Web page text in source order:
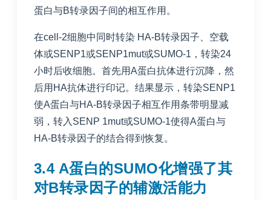
蛋白与B转录因子间的相互作用。
在cell-2细胞中同时转染 HA-B转录因子、空载
体或SENP1或SENP1mut或SUMO-1，转染24
小时后收细胞。首先用A蛋白抗体进行沉降，然
后用HA抗体进行印记。结果显示，转染SENP1
使A蛋白与HA-B转录因子相互作用条带明显减
弱，转入SENP 1mut或SUMO-1使得A蛋白与
HA-B转录因子的结合得到恢复。
3.4 A蛋白的SUMO化增强了其
对B转录因子的辅激活能力